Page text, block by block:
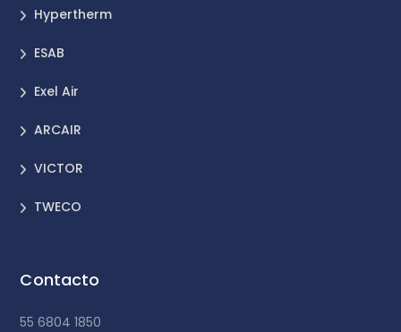
Hypertherm
ESAB
Exel Air
ARCAIR
VICTOR
TWECO
Contacto
55 6804 1850